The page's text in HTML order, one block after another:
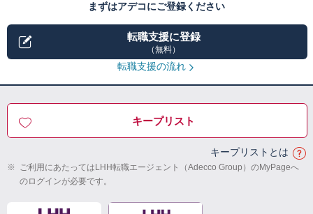
まずはアデコにご登録ください
転職支援に登録
（無料）
転職支援の流れ
キープリスト
キープリストとは
※ ご利用にあたってはLHH転職エージェント（Adecco Group）のMyPageへ
のログインが必要です。